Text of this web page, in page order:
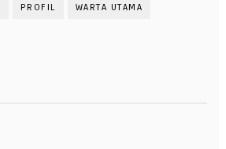
PROFIL WARTA UTAMA